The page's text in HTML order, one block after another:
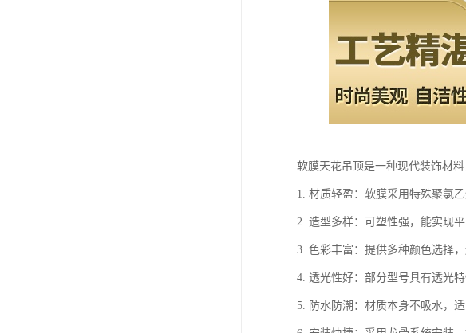
软膜天花吊顶是一种现代装饰材料
1. 材质轻盈：软膜采用特殊聚氯
2. 造型多样：可塑性强，能实现
3. 色彩丰富：提供多种颜色选择
4. 透光性好：部分型号具有透光
5. 防水防潮：材质本身不吸水，